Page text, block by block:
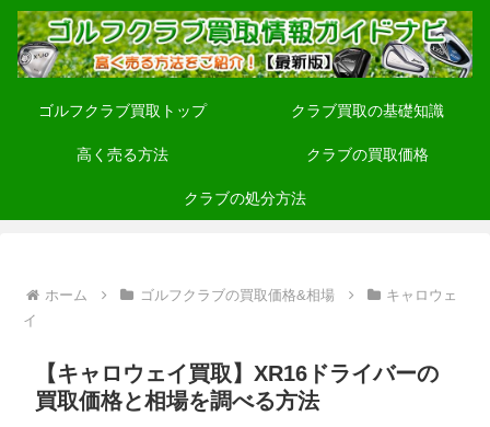
ゴルフクラブ買取トップ クラブ買取の基礎知識
高く売る方法 クラブの買取価格
クラブの処分方法
ホーム ゴルフクラブの買取価格&相場
キャロウェ
イ
【キャロウェイ買取】XR16ドライバーの
買取価格と相場を調べる方法